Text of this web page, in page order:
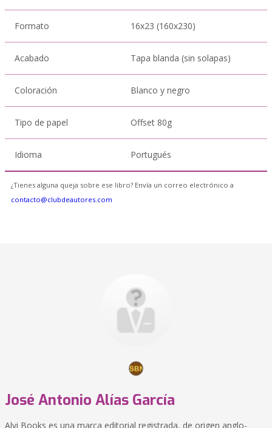
Formato 16x23 (160x230)
Acabado Tapa blanda (sin solapas)
Coloración Blanco y negro
Tipo de papel Offset 80g
Idioma Portugués
¿Tienes alguna queja sobre ese libro? Envía un correo electrónico a
contacto@clubdeautores.com
José Antonio Alías García
Alvi Books es una marca editorial registrada, de origen anglo-